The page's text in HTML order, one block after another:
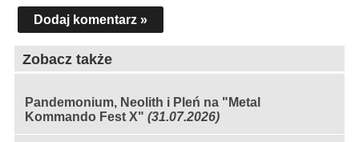
Dodaj komentarz »
Zobacz także
Pandemonium, Neolith i Pleń na "Metal
Kommando Fest X" (31.07.2026)